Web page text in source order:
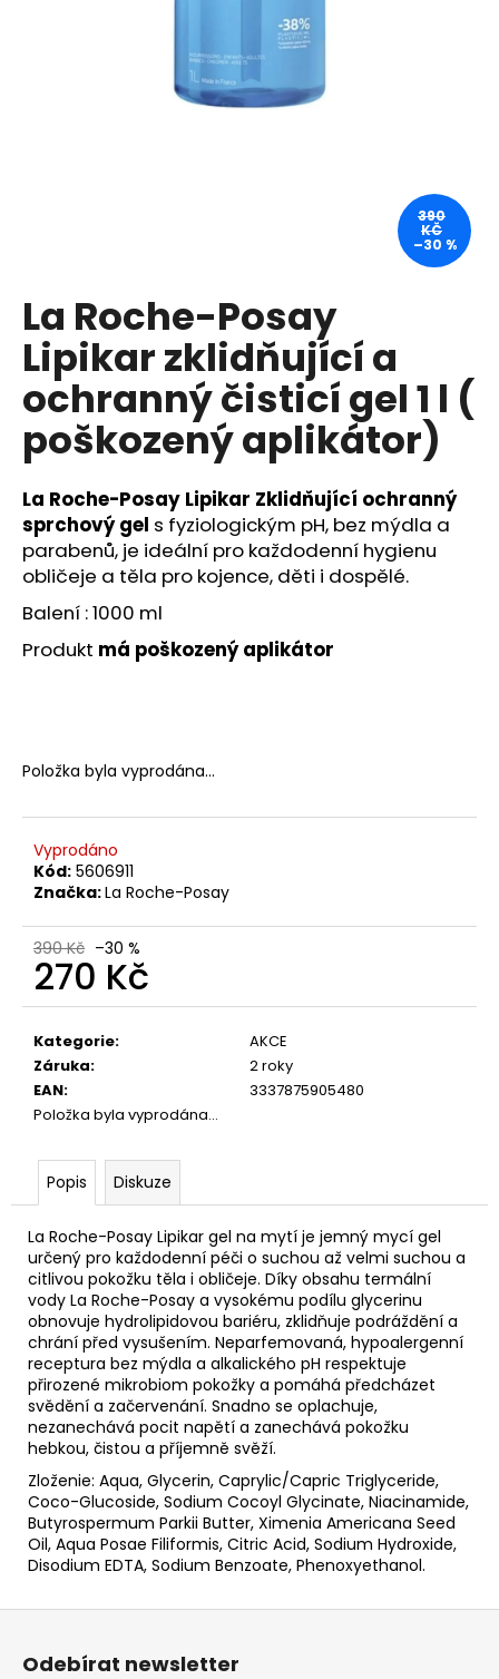
La Roche-Posay
Lipikar zklidňující a
ochranný čisticí gel 1 l (
poškozený aplikátor)
La Roche-Posay Lipikar Zklidňující ochranný
sprchový gel s fyziologickým pH, bez mýdla a
parabenů, je ideální pro každodenní hygienu
obličeje a těla pro kojence, děti i dospělé.
Balení : 1000 ml
Produkt má poškozený aplikátor
Položka byla vyprodána…
Vyprodáno
Kód: 5606911
Značka:La Roche-Posay
390 Kč –30 %
270 Kč
Měrná
Kategorie:
AKCE
Záruka:
2 roky
EAN:
3337875905480
Položka byla vyprodána…
390
KČ
–30 %
Popis Diskuze
La Roche-Posay Lipikar gel na mytí je jemný mycí gel
určený pro každodenní péči o suchou až velmi suchou a
citlivou pokožku těla i obličeje. Díky obsahu termální
vody La Roche-Posay a vysokému podílu glycerinu
obnovuje hydrolipidovou bariéru, zklidňuje podráždění a
chrání před vysušením. Neparfemovaná, hypoalergenní
receptura bez mýdla a alkalického pH respektuje
přirozené mikrobiom pokožky a pomáhá předcházet
svědění a začervenání. Snadno se oplachuje,
nezanechává pocit napětí a zanechává pokožku
hebkou, čistou a příjemně svěží.
Zloženie: Aqua, Glycerin, Caprylic/Capric Triglyceride,
Coco-Glucoside, Sodium Cocoyl Glycinate, Niacinamide,
Butyrospermum Parkii Butter, Ximenia Americana Seed
Oil, Aqua Posae Filiformis, Citric Acid, Sodium Hydroxide,
Disodium EDTA, Sodium Benzoate, Phenoxyethanol.
o
p
o
r
č
u
j
e
m
e
Kč
Původně:
Kč
Z
Odebírat newsletter